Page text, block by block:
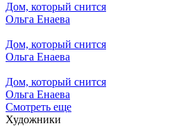
Дом, который снится
Ольга Енаева
Дом, который снится
Ольга Енаева
Дом, который снится
Ольга Енаева
Смотреть еще
Художники